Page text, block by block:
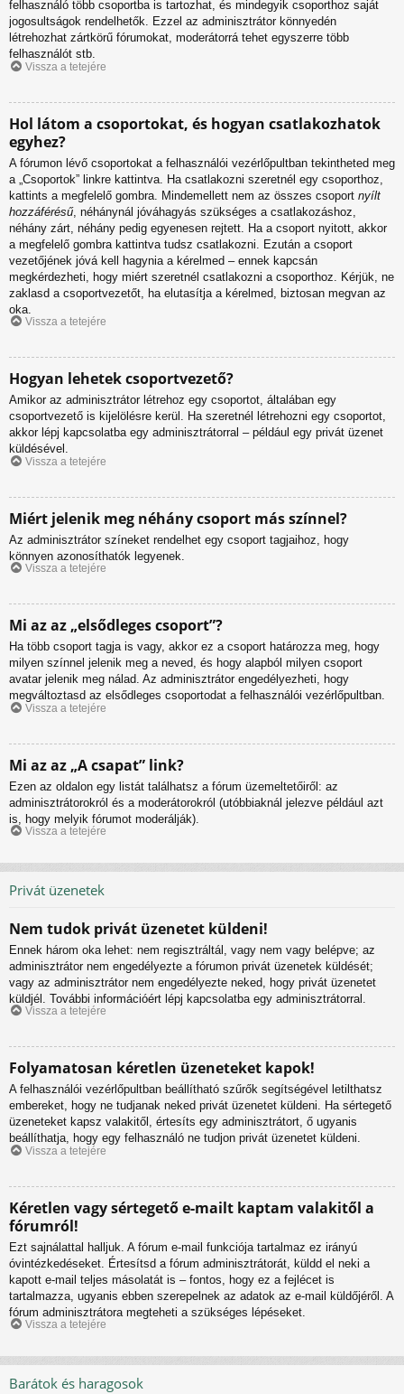
felhasználó több csoportba is tartozhat, és mindegyik csoporthoz saját
jogosultságok rendelhetők. Ezzel az adminisztrátor könnyedén
létrehozhat zártkörű fórumokat, moderátorrá tehet egyszerre több
felhasználót stb.
Vissza a tetejére
Hol látom a csoportokat, és hogyan csatlakozhatok
egyhez?
A fórumon lévő csoportokat a felhasználói vezérlőpultban tekintheted meg
a „Csoportok” linkre kattintva. Ha csatlakozni szeretnél egy csoporthoz,
kattints a megfelelő gombra. Mindemellett nem az összes csoport nyílt
hozzáférésű, néhánynál jóváhagyás szükséges a csatlakozáshoz,
néhány zárt, néhány pedig egyenesen rejtett. Ha a csoport nyitott, akkor
a megfelelő gombra kattintva tudsz csatlakozni. Ezután a csoport
vezetőjének jóvá kell hagynia a kérelmed – ennek kapcsán
megkérdezheti, hogy miért szeretnél csatlakozni a csoporthoz. Kérjük, ne
zaklasd a csoportvezetőt, ha elutasítja a kérelmed, biztosan megvan az
oka.
Vissza a tetejére
Hogyan lehetek csoportvezető?
Amikor az adminisztrátor létrehoz egy csoportot, általában egy
csoportvezető is kijelölésre kerül. Ha szeretnél létrehozni egy csoportot,
akkor lépj kapcsolatba egy adminisztrátorral – például egy privát üzenet
küldésével.
Vissza a tetejére
Miért jelenik meg néhány csoport más színnel?
Az adminisztrátor színeket rendelhet egy csoport tagjaihoz, hogy
könnyen azonosíthatók legyenek.
Vissza a tetejére
Mi az az „elsődleges csoport”?
Ha több csoport tagja is vagy, akkor ez a csoport határozza meg, hogy
milyen színnel jelenik meg a neved, és hogy alapból milyen csoport
avatar jelenik meg nálad. Az adminisztrátor engedélyezheti, hogy
megváltoztasd az elsődleges csoportodat a felhasználói vezérlőpultban.
Vissza a tetejére
Mi az az „A csapat” link?
Ezen az oldalon egy listát találhatsz a fórum üzemeltetőiről: az
adminisztrátorokról és a moderátorokról (utóbbiaknál jelezve például azt
is, hogy melyik fórumot moderálják).
Vissza a tetejére
Privát üzenetek
Nem tudok privát üzenetet küldeni!
Ennek három oka lehet: nem regisztráltál, vagy nem vagy belépve; az
adminisztrátor nem engedélyezte a fórumon privát üzenetek küldését;
vagy az adminisztrátor nem engedélyezte neked, hogy privát üzenetet
küldjél. További információért lépj kapcsolatba egy adminisztrátorral.
Vissza a tetejére
Folyamatosan kéretlen üzeneteket kapok!
A felhasználói vezérlőpultban beállítható szűrők segítségével letilthatsz
embereket, hogy ne tudjanak neked privát üzenetet küldeni. Ha sértegető
üzeneteket kapsz valakitől, értesíts egy adminisztrátort, ő ugyanis
beállíthatja, hogy egy felhasználó ne tudjon privát üzenetet küldeni.
Vissza a tetejére
Kéretlen vagy sértegető e-mailt kaptam valakitől a
fórumról!
Ezt sajnálattal halljuk. A fórum e-mail funkciója tartalmaz ez irányú
óvintézkedéseket. Értesítsd a fórum adminisztrátorát, küldd el neki a
kapott e-mail teljes másolatát is – fontos, hogy ez a fejlécet is
tartalmazza, ugyanis ebben szerepelnek az adatok az e-mail küldőjéről. A
fórum adminisztrátora megteheti a szükséges lépéseket.
Vissza a tetejére
Barátok és haragosok